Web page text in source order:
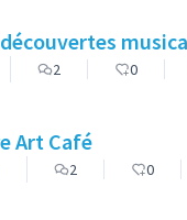
2 0
Art Café
2 0